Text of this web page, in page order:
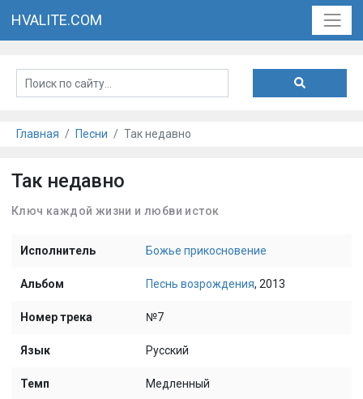
HVALITE.COM
Главная Песни Так недавно
Так недавно
Ключ каждой жизни и любви исток
Исполнитель Божье прикосновение
Альбом Песнь возрождения, 2013
Номер трека №7
Язык Русский
Темп Медленный